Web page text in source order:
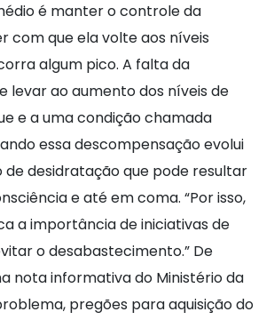
é manter o controle da
com que ela volte aos níveis
algum pico. A falta da
levar ao aumento dos níveis de
e a uma condição chamada
essa descompensação evolui
de desidratação que pode resultar
e até em coma. “Por isso,
a importância de iniciativas de
o desabastecimento.” De
nota informativa do Ministério da
pregões para aquisição do